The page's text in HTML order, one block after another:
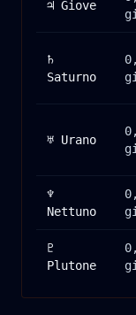
♃ Giove
♄
Saturno
♅ Urano
♆
Nettuno
♇
Plutone